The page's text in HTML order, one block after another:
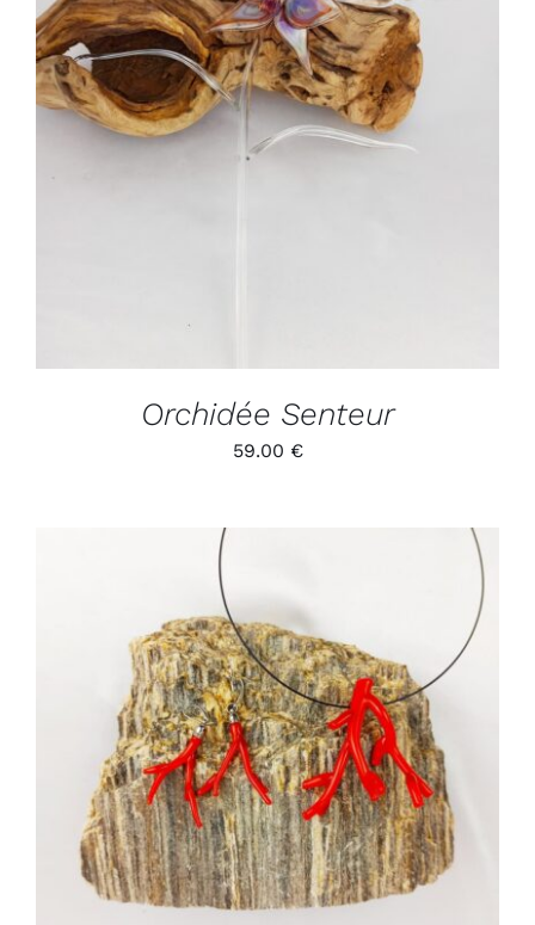
ADD TO CART
/
Orchidée Senteur
59.00 €
ADD TO CART
/
DÉTAILS